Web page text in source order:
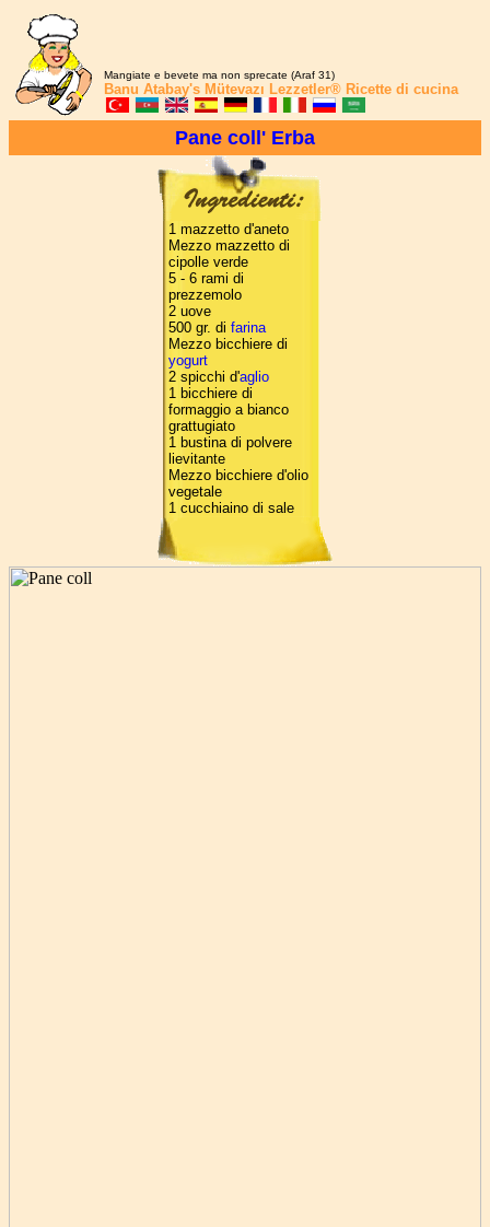
Mangiate e bevete ma non sprecate (Araf 31)
Banu Atabay's Mütevazı Lezzetler® Ricette di cucina
Pane coll' Erba
1 mazzetto d'aneto
Mezzo mazzetto di
cipolle verde
5 - 6 rami di
prezzemolo
2 uove
500 gr. di farina
Mezzo bicchiere di
yogurt
2 spicchi d'aglio
1 bicchiere di
formaggio a bianco
grattugiato
1 bustina di polvere
lievitante
Mezzo bicchiere d'olio
vegetale
1 cucchiaino di sale